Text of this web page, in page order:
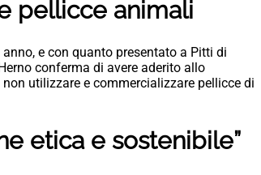
pellicce animali
e con quanto presentato a Pitti di
conferma di avere aderito allo
utilizzare e commercializzare pellicce di
etica e sostenibile”